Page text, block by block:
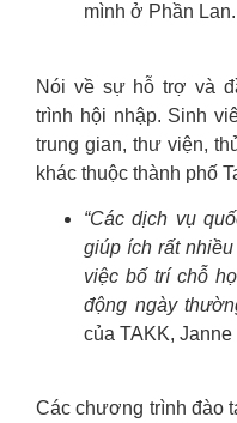
mình ở Phần Lan.
Nói về sự hỗ trợ và
trình hội nhập. Sinh
trung gian, thư viện,
khác thuộc thành phố
“Các dịch vụ
giúp ích rất
việc bố trí chỗ
động ngày
của TAKK,
Các chương trình đào